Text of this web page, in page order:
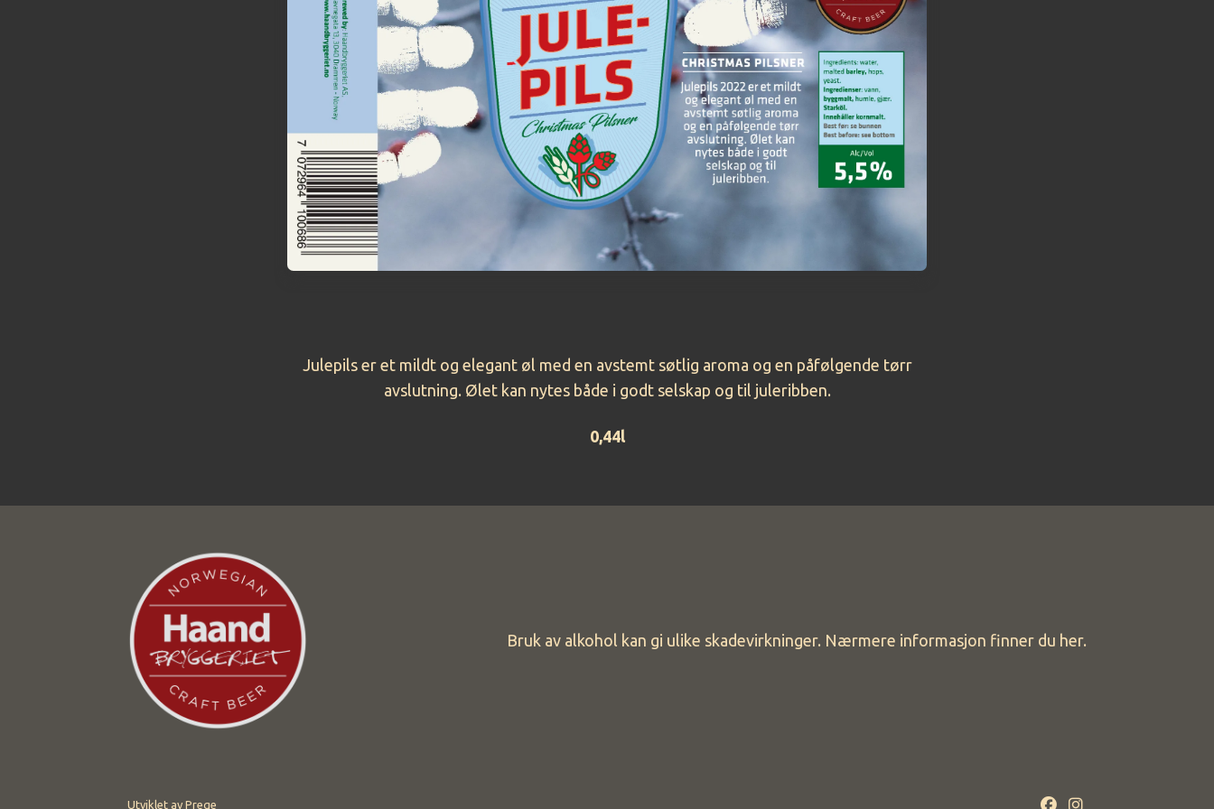
Julepils er et mildt og elegant øl med en avstemt søtlig aroma og en påfølgende tørr
avslutning. Ølet kan nytes både i godt selskap og til juleribben.
0,44l
Bruk av alkohol kan gi ulike skadevirkninger. Nærmere informasjon finner du her.
Utviklet av Prege